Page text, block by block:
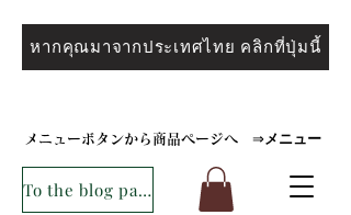
หากคุณมาจากประเทศไทย คลิกที่ปุ่มนี้
メニューボタンから商品ページへ ⇒ メニュー
To the blog page